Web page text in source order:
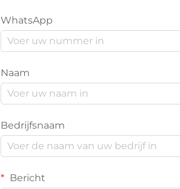
WhatsApp
Naam
Bedrijfsnaam
Bericht